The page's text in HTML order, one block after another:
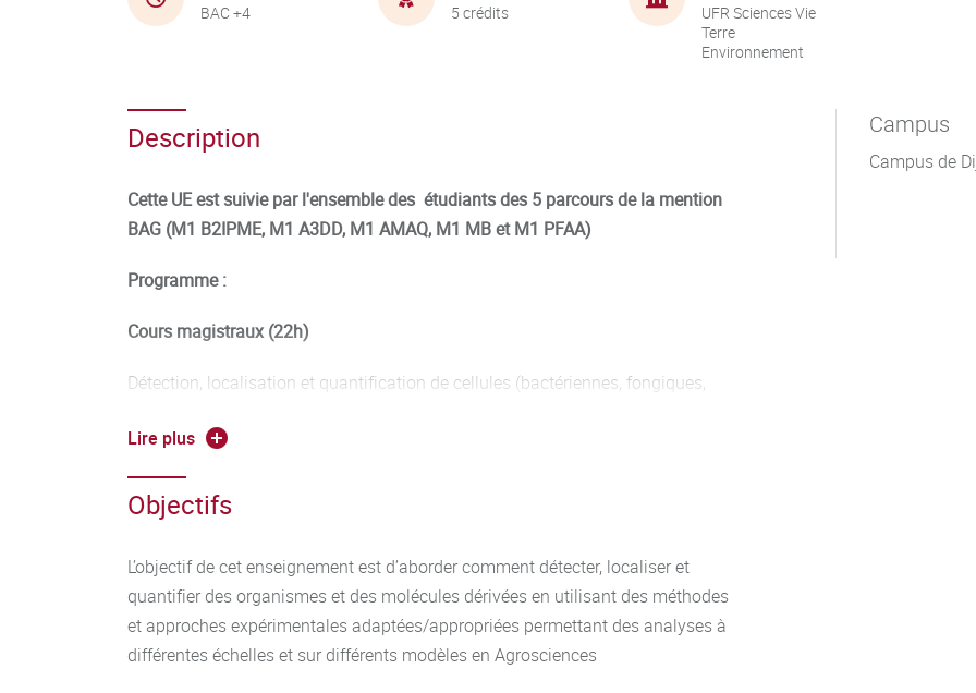
BAC +4 5 crédits
UFR Sciences Vie
Terre
Environnement
Description
Cette UE est suivie par l'ensemble des étudiants des 5 parcours de la mention
BAG (M1 B2IPME, M1 A3DD, M1 AMAQ, M1 MB et M1 PFAA)
Programme :
Cours magistraux (22h)
Détection, localisation et quantification de cellules (bactériennes, fongiques,
techniques de chromatographie, transcriptomique, protéomique et
métabolomique, NGS, microscopie et des outils bio-informatiques.
Analyse des flux de matière au sein d’organismes vivants et/ou écosystèmes
indicateurs
Travaux dirigés (10h)
Lire plus
Objectifs
L’objectif de cet enseignement est d’aborder comment détecter, localiser et
quantifier des organismes et des molécules dérivées en utilisant des méthodes
et approches expérimentales adaptées/appropriées permettant des analyses à
différentes échelles et sur différents modèles en Agrosciences
Campus
Campus de